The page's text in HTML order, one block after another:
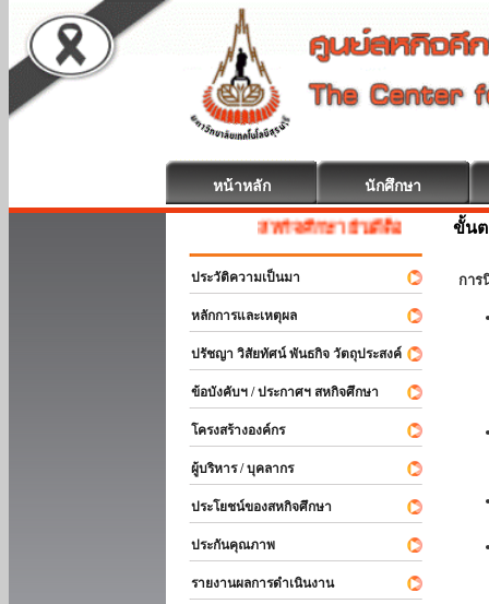
หน้าหลัก นักศึกษา
สหกิจศึกษา ยินดีต้อนรับ
ประวัติความเป็นมา
หลักการและเหตุผล
ปรัชญา วิสัยทัศน์ พันธกิจ วัตถุประสงค์
ข้อบังคับฯ / ประกาศฯ สหกิจศึกษา
โครงสร้างองค์กร
ผู้บริหาร / บุคลากร
ประโยชน์ของสหกิจศึกษา
ประกันคุณภาพ
รายงานผลการดำเนินงาน
ขั้นต
การ